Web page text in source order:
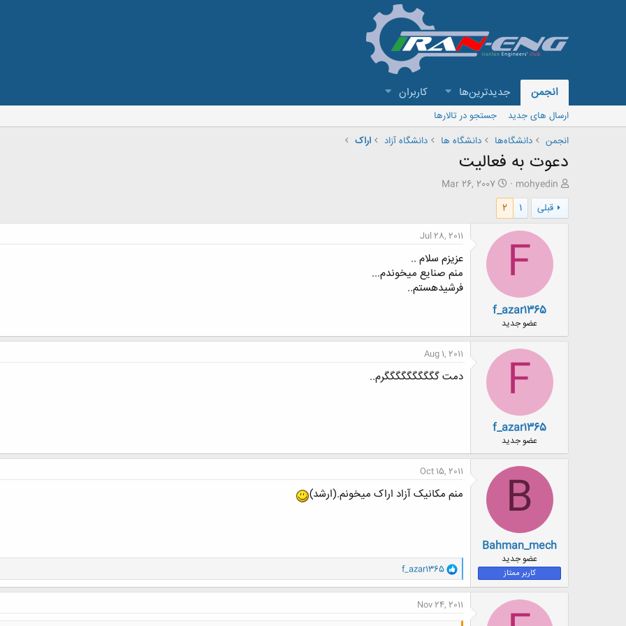
انجمن جدیدترین‌ها کاربران
ارسال های جدید
جستجو در تالارها
انجمن
دانشگاه‌ها دانشگاه ها دانشگاه آزاد اراک
دعوت به فعاليت
ش
ر
و
ع
و
mohyedin
ت
ش
ع
Mar 26, 2007
قبلی
1
2
F
f_azar1365
عضو جدید
Jul 28, 2011
عزیزم سلام ..
منم صنایع میخوندم...
فرشیدهستم..
F
f_azar1365
عضو جدید
Aug 1, 2011
دمت گگگگگگگگگگرم..
B
Bahman_mech
عضو جدید
کاربر ممتاز
Oct 15, 2011
منم مکانیک آزاد اراک میخونم.(ارشد)
و
ا
ک
ن
ش
f_azar1365
Nov 24, 2011